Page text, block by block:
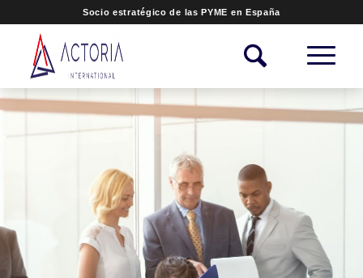
Socio estratégico de las PYME en España